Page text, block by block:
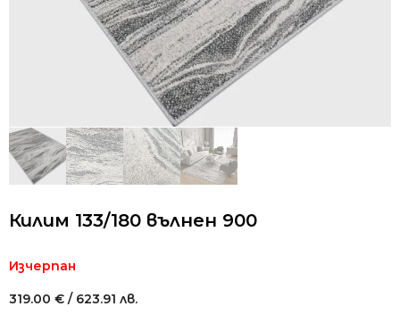
Килим 133/180 вълнен 900
Изчерпан
319.00 € / 623.91 лв.